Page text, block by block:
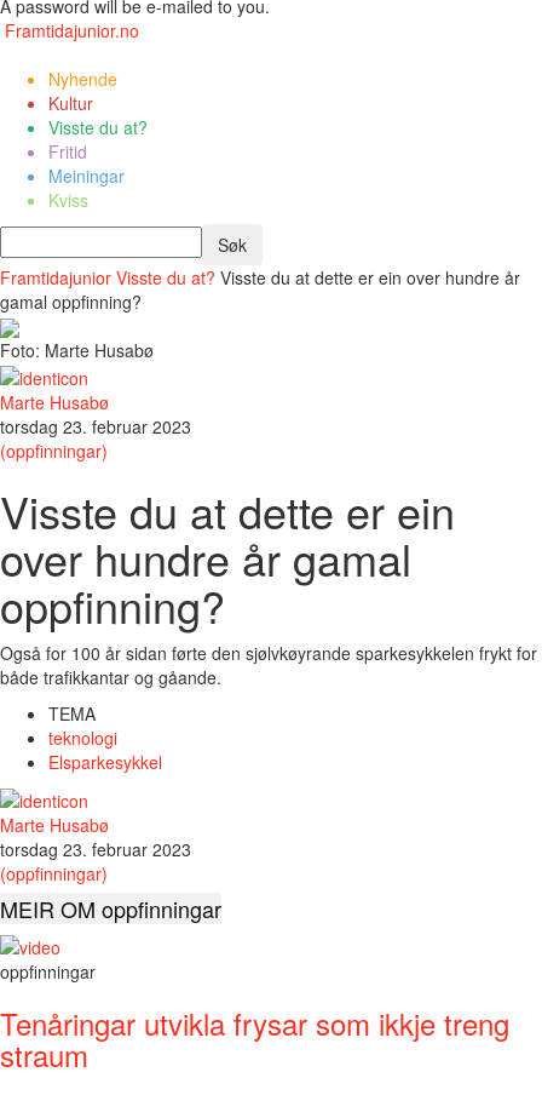
A password will be e-mailed to you.
Framtidajunior.no
Nyhende
Kultur
Visste du at?
Fritid
Meiningar
Kviss
Framtidajunior Visste du at? Visste du at dette er ein over hundre år
gamal oppfinning?
Foto: Marte Husabø
Marte Husabø
torsdag 23. februar 2023
(oppfinningar)
Visste du at dette er ein
over hundre år gamal
oppfinning?
Også for 100 år sidan førte den sjølvkøyrande sparkesykkelen frykt for
både trafikkantar og gåande.
TEMA
teknologi
Elsparkesykkel
Marte Husabø
torsdag 23. februar 2023
(oppfinningar)
MEIR OM oppfinningar
oppfinningar
Tenåringar utvikla frysar som ikkje treng
straum